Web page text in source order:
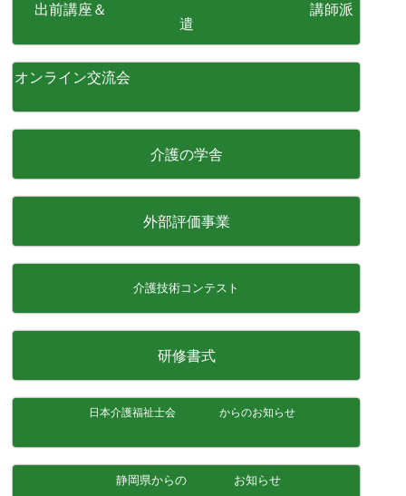
出前講座＆ 講師派
遣
オンライン交流会
介護の学舎
外部評価事業
介護技術コンテスト
研修書式
日本介護福祉士会 からのお知らせ
静岡県からの お知らせ